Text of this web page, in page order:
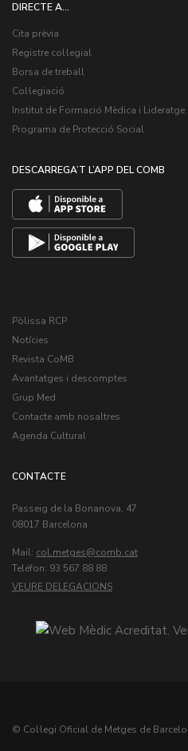
DIRECTE A...
Cita prèvia
Registre col·legial
Borsa de treball
Col·legiació
Institut de Formació Mèdica i Lideratge
Programa de Protecció Social
DESCARREGA’T L’APP DEL COMB
Pòlissa RCP
Notícies
Revista CoMB
Avantatges i descomptes
Grup Med
Contacte amb nosaltres
Agenda Cultural
CONTACTE
Passeig de la Bonanova, 47
08017 Barcelona
Mail: col.metges
Teléfon: 93 567 88 88
VEURE DELEGACIONS
© Col·legi Oficial de Metges de